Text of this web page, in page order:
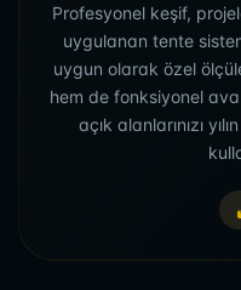
Profesyonel keşif,
uygulanan tente
uygun olarak özel
hem de fonksiyonel
açık alanlarınızı